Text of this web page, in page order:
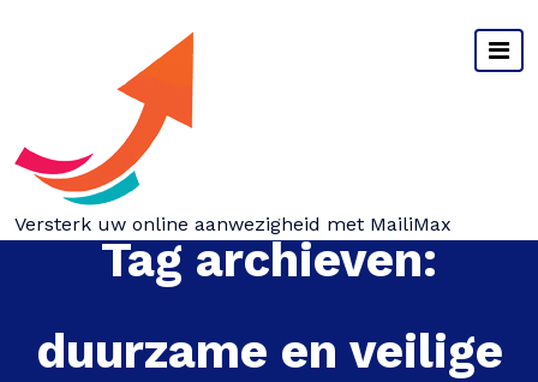
Versterk uw online aanwezigheid met MailiMax
Tag archieven:
duurzame en veilige